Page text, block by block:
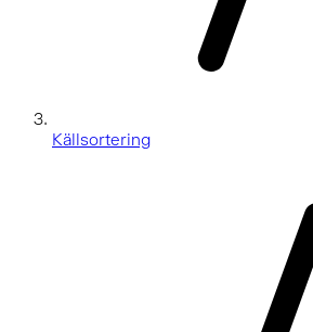
Källsortering